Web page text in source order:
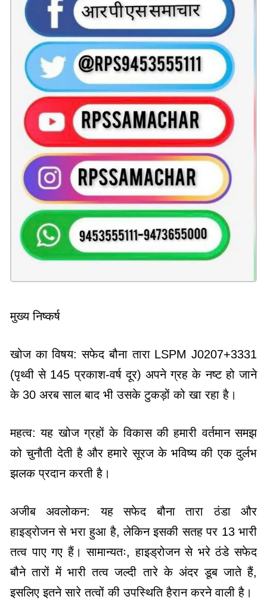
मुख्य निष्कर्ष
खोज का विषय: सफेद बौना तारा LSPM J0207+3331
(पृथ्वी से 145 प्रकाश-वर्ष दूर) अपने ग्रह के नष्ट हो जाने
के 30 अरब साल बाद भी उसके टुकड़ों को खा रहा है।
महत्व: यह खोज ग्रहों के विकास की हमारी वर्तमान समझ
को चुनौती देती है और हमारे सूरज के भविष्य की एक दुर्लभ
झलक प्रदान करती है।
अजीब अवलोकन: यह सफेद बौना तारा ठंडा और
हाइड्रोजन से भरा हुआ है, लेकिन इसकी सतह पर 13 भारी
तत्व पाए गए हैं। सामान्यतः, हाइड्रोजन से भरे ठंडे सफेद
बौने तारों में भारी तत्व जल्दी तारे के अंदर डूब जाते हैं,
इसलिए इतने सारे तत्वों की उपस्थिति हैरान करने वाली है।